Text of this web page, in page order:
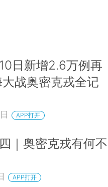
日新增2.6万例再
战奥密克戎全记
APP打开
｜奥密克戎有何不
APP打开